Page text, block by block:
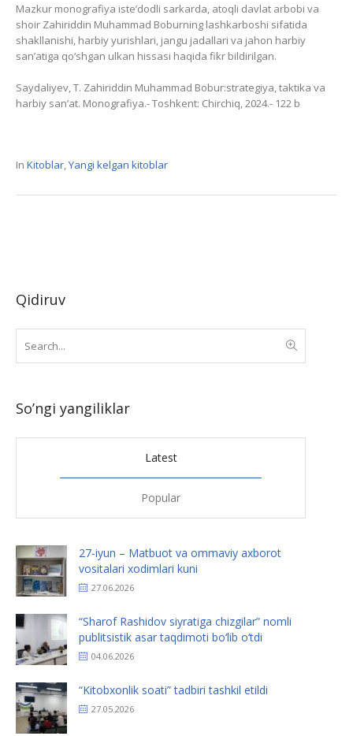
Mazkur monografiya iste’dodli sarkarda, atoqli davlat arbobi va
shoir Zahiriddin Muhammad Boburning lashkarboshi sifatida
shakllanishi, harbiy yurishlari, jangu jadallari va jahon harbiy
san’atiga qo‘shgan ulkan hissasi haqida fikr bildirilgan.
Saydaliyev, T. Zahiriddin Muhammad Bobur:strategiya, taktika va
harbiy san’at. Monografiya.- Toshkent: Chirchiq, 2024.- 122 b
In Kitoblar,Yangi kelgan kitoblar
Qidiruv
So’ngi yangiliklar
Latest
Popular
27-iyun – Matbuot va ommaviy axborot
vositalari xodimlari kuni
27.06.2026
“Sharof Rashidov siyratiga chizgilar” nomli
publitsistik asar taqdimoti bo‘lib o‘tdi
04.06.2026
“Kitobxonlik soati” tadbiri tashkil etildi
27.05.2026